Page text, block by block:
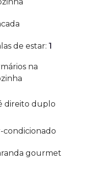
de estar: 1
na
direito duplo
condicionado
gourmet